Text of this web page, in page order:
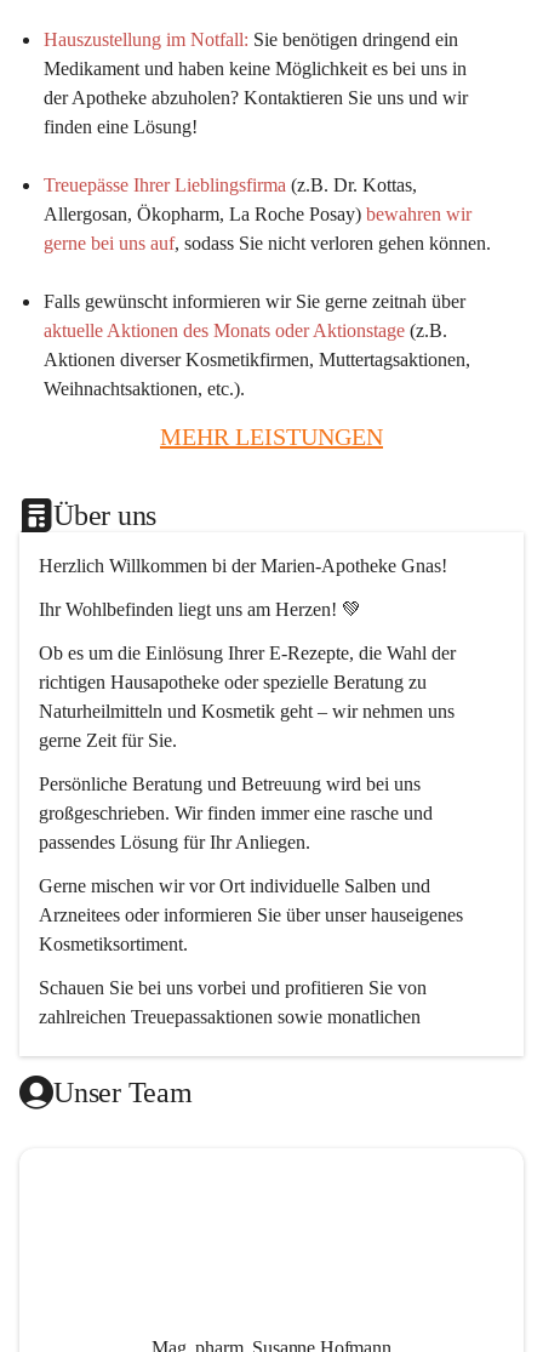
Hauszustellung im Notfall: Sie benötigen dringend ein
Medikament und haben keine Möglichkeit es bei uns in
der Apotheke abzuholen? Kontaktieren Sie uns und wir
finden eine Lösung!
Treuepässe Ihrer Lieblingsfirma (z.B. Dr. Kottas,
Allergosan, Ökopharm, La Roche Posay) bewahren wir
gerne bei uns auf, sodass Sie nicht verloren gehen können.
Falls gewünscht informieren wir Sie gerne zeitnah über
aktuelle Aktionen des Monats oder Aktionstage (z.B.
Aktionen diverser Kosmetikfirmen, Muttertagsaktionen,
Weihnachtsaktionen, etc.).
MEHR LEISTUNGEN
Über uns
Herzlich Willkommen bi der Marien-Apotheke Gnas!
Ihr Wohlbefinden liegt uns am Herzen! 💚
Ob es um die Einlösung Ihrer E-Rezepte, die Wahl der
richtigen Hausapotheke oder spezielle Beratung zu
Naturheilmitteln und Kosmetik geht – wir nehmen uns
gerne Zeit für Sie.
Persönliche Beratung und Betreuung wird bei uns
großgeschrieben. Wir finden immer eine rasche und
passendes Lösung für Ihr Anliegen.
Gerne mischen wir vor Ort individuelle Salben und
Arzneitees oder informieren Sie über unser hauseigenes
Kosmetiksortiment.
Schauen Sie bei uns vorbei und profitieren Sie von
zahlreichen Treuepassaktionen sowie monatlichen
Wir freuen uns auf Ihren Besuch! 😊
Unser Team
Mag. pharm. Susanne Hofmann